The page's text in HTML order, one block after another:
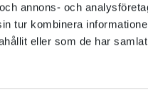
annons- och
tur kombinera
eller som de har
Linné, en öländsk
en nyckelroll i
både i Sverige och i
lett till att ungefär